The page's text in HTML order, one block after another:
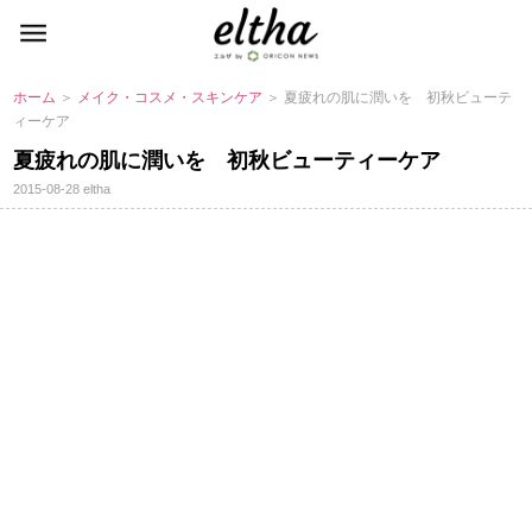
ホーム ＞ メイク・コスメ・スキンケア ＞ 夏疲れの肌に潤いを 初秋ビューテ
ィーケア
夏疲れの肌に潤いを 初秋ビューティーケア
2015-08-28eltha